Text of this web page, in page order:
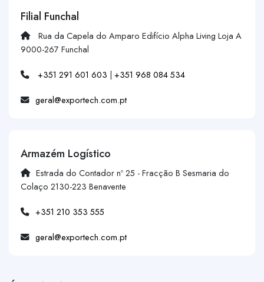
Filial Funchal
Rua da Capela do Amparo Edifício Alpha Living Loja A
9000-267 Funchal
+351 291 601 603 | +351 968 084 534
geral@exportech.com.pt
Armazém Logístico
Estrada do Contador nº 25 - Fracção B Sesmaria do
Colaço 2130-223 Benavente
+351 210 353 555
geral@exportech.com.pt